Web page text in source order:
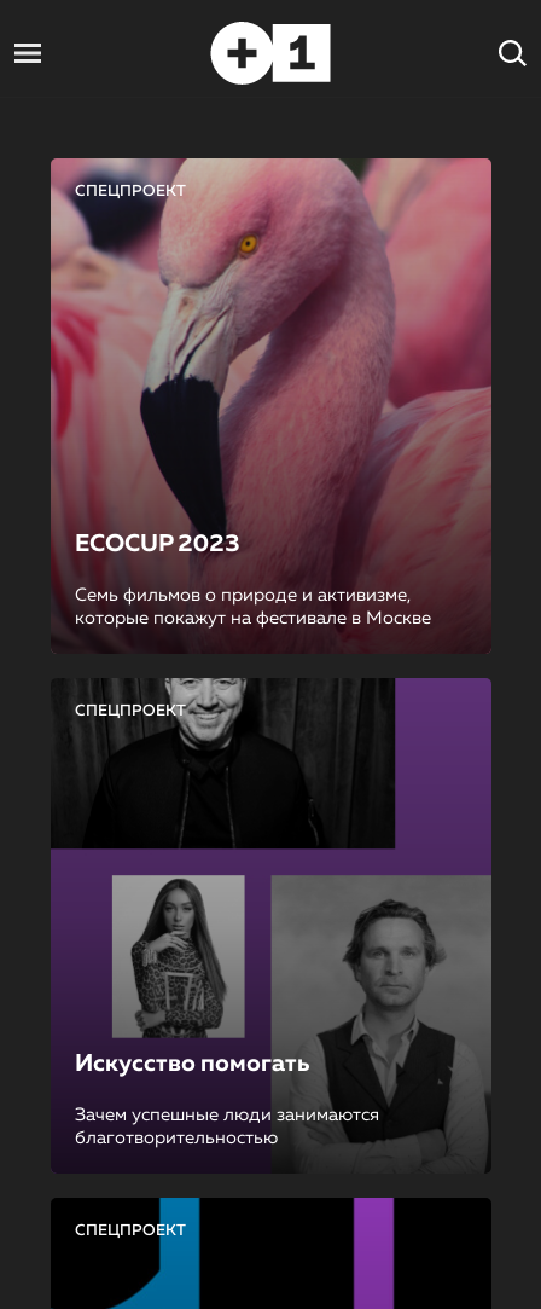
СПЕЦПРОЕКТ
ECOCUP 2023
Семь фильмов о природе и активизме,
которые покажут на фестивале в Москве
СПЕЦПРОЕКТ
Искусство помогать
Зачем успешные люди занимаются
благотворительностью
СПЕЦПРОЕКТ